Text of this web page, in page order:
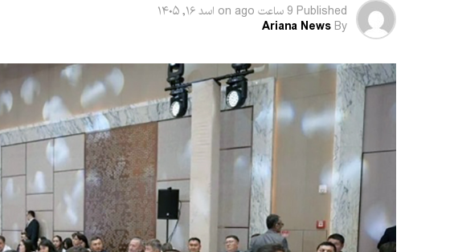
Published 9 ساعت ago on اسد ۱۶, ۱۴۰۵
By
Ariana News